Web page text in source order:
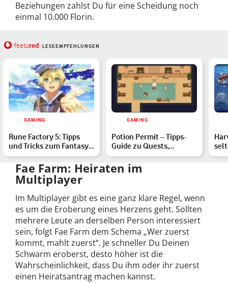
Beziehungen zahlst Du für eine Scheidung noch
einmal 10.000 Florin.
featured LESEEMPFEHLUNGEN
GAMING
Rune Factory 5: Tipps
und Tricks zum Fantasy-
Harvest-Moon
GAMING
Potion Permit – Tipps-
Guide zu Quests,
Upgrades & mehr
Fae Farm: Heiraten im
Multiplayer
Im Multiplayer gibt es eine ganz klare Regel, wenn
es um die Eroberung eines Herzens geht. Sollten
mehrere Leute an derselben Person interessiert
sein, folgt Fae Farm dem Schema „Wer zuerst
kommt, mahlt zuerst“. Je schneller Du Deinen
Schwarm eroberst, desto höher ist die
Wahrscheinlichkeit, dass Du ihm oder ihr zuerst
einen Heiratsantrag machen kannst.